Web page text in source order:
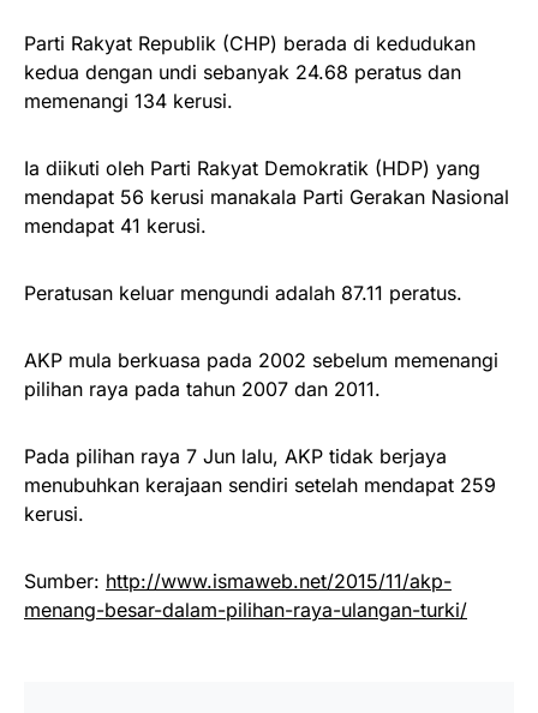
Parti Rakyat Republik (CHP) berada di kedudukan
kedua dengan undi sebanyak 24.68 peratus dan
memenangi 134 kerusi.
Ia diikuti oleh Parti Rakyat Demokratik (HDP) yang
mendapat 56 kerusi manakala Parti Gerakan Nasional
mendapat 41 kerusi.
Peratusan keluar mengundi adalah 87.11 peratus.
AKP mula berkuasa pada 2002 sebelum memenangi
pilihan raya pada tahun 2007 dan 2011.
Pada pilihan raya 7 Jun lalu, AKP tidak berjaya
menubuhkan kerajaan sendiri setelah mendapat 259
kerusi.
Sumber: http://www.ismaweb.net/2015/11/akp-
menang-besar-dalam-pilihan-raya-ulangan-turki/